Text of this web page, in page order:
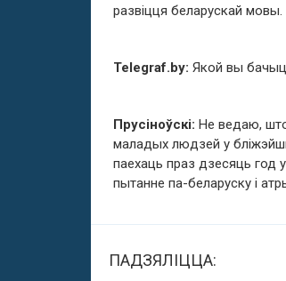
развіцця беларускай мовы.
Telegraf.by: Якой вы
Прусіноўскі: Не ведаю,
маладых людзей у
паехаць праз дзесяць год
пытанне па-беларуску і
ПАДЗЯЛІЦЦА: